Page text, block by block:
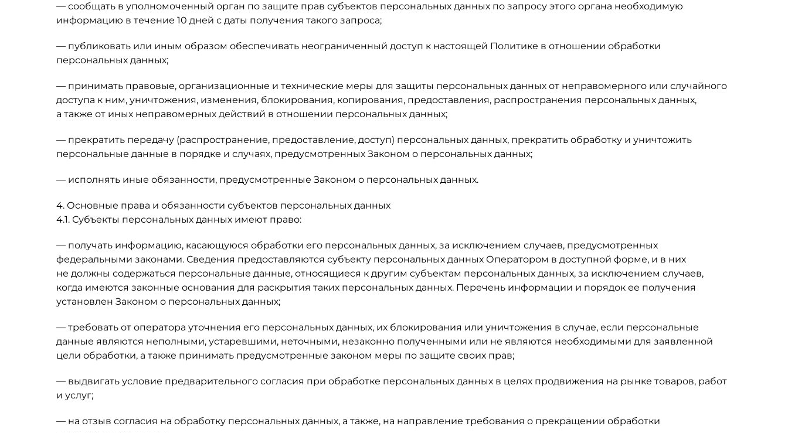
— сообщать в уполномоченный орган по защите прав субъектов персональных данных по запросу этого органа необходимую
информацию в течение 10 дней с даты получения такого запроса;
— публиковать или иным образом обеспечивать неограниченный доступ к настоящей Политике в отношении обработки
персональных данных;
— принимать правовые, организационные и технические меры для защиты персональных данных от неправомерного или случайного
доступа к ним, уничтожения, изменения, блокирования, копирования, предоставления, распространения персональных данных,
а также от иных неправомерных действий в отношении персональных данных;
— прекратить передачу (распространение, предоставление, доступ) персональных данных, прекратить обработку и уничтожить
персональные данные в порядке и случаях, предусмотренных Законом о персональных данных;
— исполнять иные обязанности, предусмотренные Законом о персональных данных.
4. Основные права и обязанности субъектов персональных данных
4.1. Субъекты персональных данных имеют право:
— получать информацию, касающуюся обработки его персональных данных, за исключением случаев, предусмотренных
федеральными законами. Сведения предоставляются субъекту персональных данных Оператором в доступной форме, и в них
не должны содержаться персональные данные, относящиеся к другим субъектам персональных данных, за исключением случаев,
когда имеются законные основания для раскрытия таких персональных данных. Перечень информации и порядок ее получения
установлен Законом о персональных данных;
— требовать от оператора уточнения его персональных данных, их блокирования или уничтожения в случае, если персональные
данные являются неполными, устаревшими, неточными, незаконно полученными или не являются необходимыми для заявленной
цели обработки, а также принимать предусмотренные законом меры по защите своих прав;
— выдвигать условие предварительного согласия при обработке персональных данных в целях продвижения на рынке товаров, работ
и услуг;
— на отзыв согласия на обработку персональных данных, а также, на направление требования о прекращении обработки